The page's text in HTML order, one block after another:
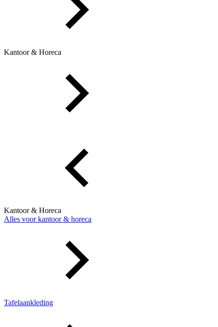
Kantoor & Horeca
Kantoor & Horeca
Alles voor kantoor & horeca
Tafelaankleding